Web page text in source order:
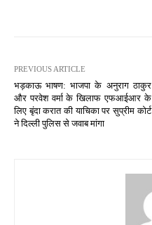
PREVIOUS ARTICLE
भड़काऊ भाषण: भाजपा के अनुराग ठाकुर
और परवेश वर्मा के खिलाफ एफआईआर के
लिए बृंदा करात की याचिका पर सुप्रीम कोर्ट
ने दिल्ली पुलिस से जवाब मांगा